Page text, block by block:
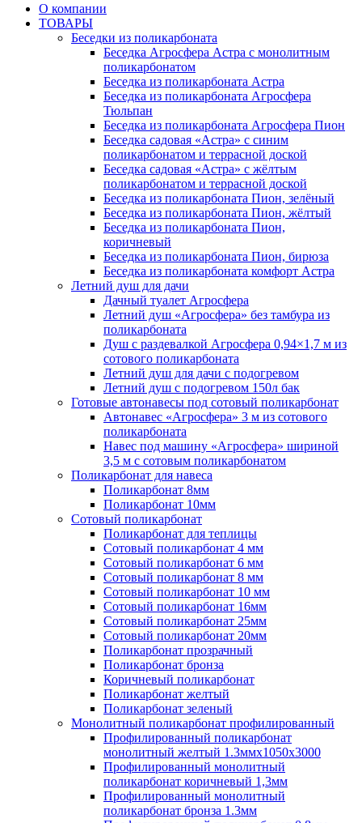
О компании
ТОВАРЫ
Беседки из поликарбоната
Беседка Агросфера Астра с монолитным
поликарбонатом
Беседка из поликарбоната Астра
Беседка из поликарбоната Агросфера
Тюльпан
Беседка из поликарбоната Агросфера Пион
Беседка садовая «Астра» с синим
поликарбонатом и террасной доской
Беседка садовая «Астра» с жёлтым
поликарбонатом и террасной доской
Беседка из поликарбоната Пион, зелёный
Беседка из поликарбоната Пион, жёлтый
Беседка из поликарбоната Пион,
коричневый
Беседка из поликарбоната Пион, бирюза
Беседка из поликарбоната комфорт Астра
Летний душ для дачи
Дачный туалет Агросфера
Летний душ «Агросфера» без тамбура из
поликарбоната
Душ с раздевалкой Агросфера 0,94×1,7 м из
сотового поликарбоната
Летний душ для дачи с подогревом
Летний душ с подогревом 150л бак
Готовые автонавесы под сотовый поликарбонат
Автонавес «Агросфера» 3 м из сотового
поликарбоната
Навес под машину «Агросфера» шириной
3,5 м с сотовым поликарбонатом
Поликарбонат для навеса
Поликарбонат 8мм
Поликарбонат 10мм
Сотовый поликарбонат
Поликарбонат для теплицы
Сотовый поликарбонат 4 мм
Сотовый поликарбонат 6 мм
Сотовый поликарбонат 8 мм
Сотовый поликарбонат 10 мм
Сотовый поликарбонат 16мм
Сотовый поликарбонат 25мм
Сотовый поликарбонат 20мм
Поликарбонат прозрачный
Поликарбонат бронза
Коричневый поликарбонат
Поликарбонат желтый
Поликарбонат зеленый
Монолитный поликарбонат профилированный
Профилированный поликарбонат
монолитный желтый 1.3ммх1050х3000
Профилированный монолитный
поликарбонат коричневый 1,3мм
Профилированный монолитный
поликарбонат бронза 1.3мм